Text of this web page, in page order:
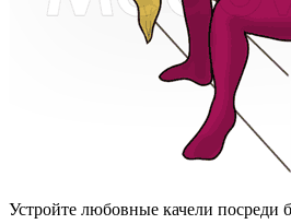
Устройте любовные качели посреди